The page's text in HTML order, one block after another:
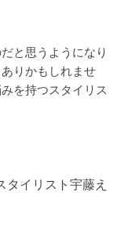
と思うようになり
りかもしれませ
を持つスタイリス
タイリスト宇藤え